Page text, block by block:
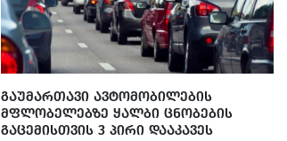
ᲒᲐᲣᲛᲐᲠᲗᲐᲕᲘ ᲐᲕᲢᲝᲛᲝᲑᲘᲚᲔᲑᲘᲡ
ᲛᲤᲚᲝᲑᲔᲚᲔᲑᲖᲔ ᲧᲐᲚᲑᲘ ᲪᲜᲝᲑᲔᲑᲘᲡ
ᲒᲐᲪᲔᲛᲘᲡᲗᲕᲘᲡ 3 ᲞᲘᲠᲘ ᲓᲐᲐᲙᲐᲕᲔᲡ